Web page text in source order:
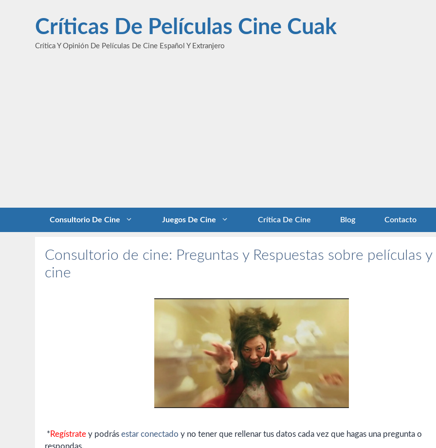
contenidoCríticas De Películas Cine Cuak
Crítica Y Opinión De Películas De Cine Español Y Extranjero
Consultorio De Cine Juegos De Cine Crítica De Cine Blog Contacto
Consultorio de cine: Preguntas y Respuestas sobre películas y
cine
* Regístrate y podrás estar conectado y no tener que rellenar tus datos cada vez que hagas una pregunta o